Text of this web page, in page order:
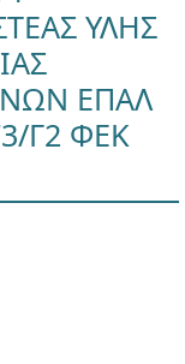
ΥΛΗΣ
ΕΠΑΛ
Γ2 ΦΕΚ